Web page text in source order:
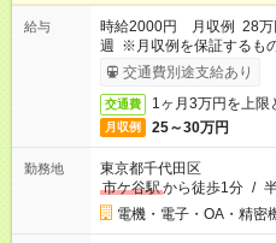
給与
時給2000円 月収例 28万
週 ※月収例を保証するも
ービス利用可（利用条件有
交通費別途支給あり
交通費 1ヶ月3万円を上限
月収例 25～30万円
勤務地
東京都千代田区
市ケ谷駅から徒歩1分 /
電機・電子・OA・精密